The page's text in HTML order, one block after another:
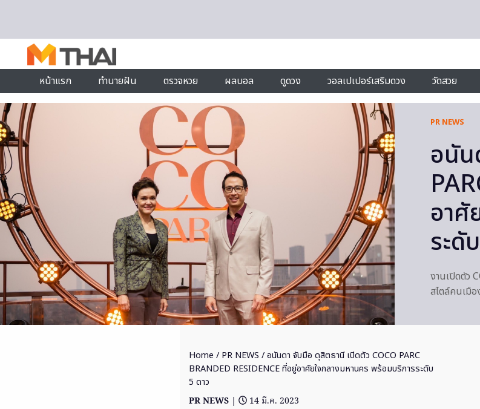
หน้าแรก
ทำนายฝัน ตรวจหวย ผลบอล ดูดวง วอลเปเปอร์เสริมดวง วัดสวย
PR NEWS
อนัน
อาศั
ระดั
งานเปิดตัว
สไตล์คนเมื
Home / PR NEWS / อนันดา จับมือ ดุสิตธานี เปิดตัว COCO PARC
BRANDED RESIDENCE ที่อยู่อาศัยใจกลางมหานคร พร้อมบริการระดับ
5 ดาว
PR NEWS |
14 มี.ค. 2023